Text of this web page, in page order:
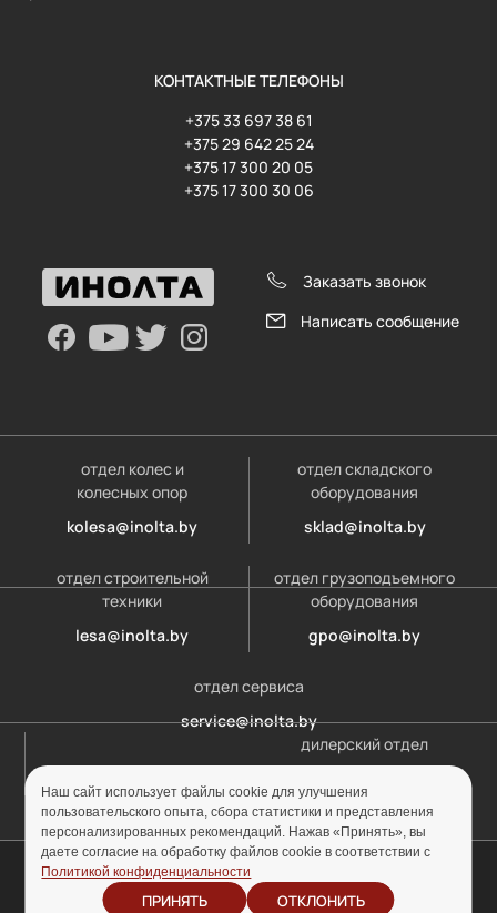
КОНТАКТНЫЕ ТЕЛЕФОНЫ
+375 33 697 38 61
+375 29 642 25 24
+375 17 300 20 05
+375 17 300 30 06
Заказать звонок
Написать сообщение
отдел колес и
колесных опор
kolesa@inolta.by
отдел складского
оборудования
sklad@inolta.by
отдел строительной
техники
lesa@inolta.by
отдел грузоподъемного
оборудования
gpo@inolta.by
отдел сервиса
service@inolta.by
дилерский отдел
© ООО «Инолта» 2010-2026 г. УНП 691302759
Наш сайт использует файлы cookie для улучшения
пользовательского опыта, сбора статистики и представления
персонализированных рекомендаций. Нажав «Принять», вы
даете согласие на обработку файлов cookie в соответствии с
Политикой конфиденциальности
ПРИНЯТЬ ОТКЛОНИТЬ